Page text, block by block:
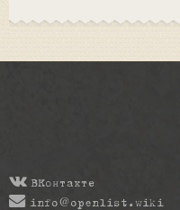
ВКонтакте
info@openlist.wiki